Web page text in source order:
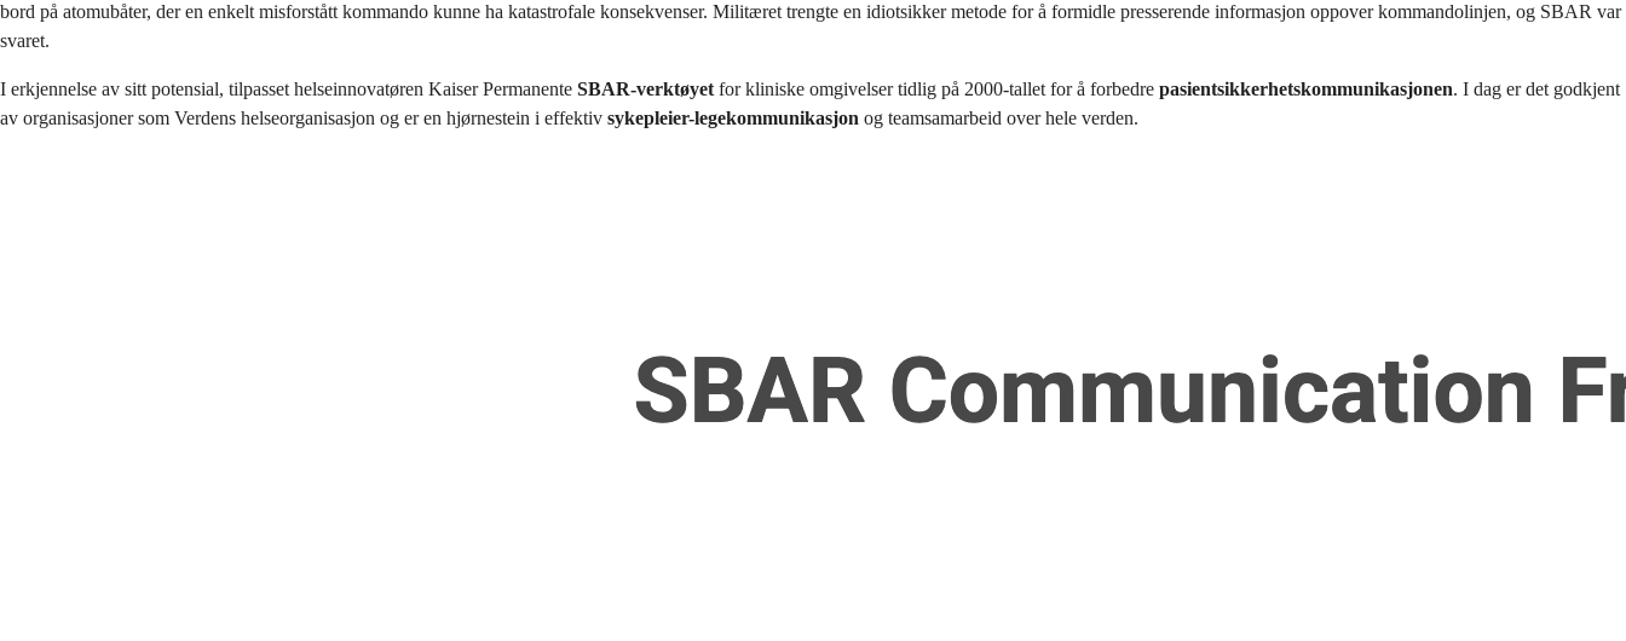
bord på atomubåter, der en enkelt misforstått kommando kunne ha katastrofale konsekvenser. Militæret trengte en idiotsikker metode for å formidle presserende informasjon oppover kommandolinjen, og SBAR var
svaret.
I erkjennelse av sitt potensial, tilpasset helseinnovatøren Kaiser Permanente SBAR-verktøyet for kliniske omgivelser tidlig på 2000-tallet for å forbedre pasientsikkerhetskommunikasjonen. I dag er det godkjent
av organisasjoner som Verdens helseorganisasjon og er en hjørnestein i effektiv sykepleier-legekommunikasjon og teamsamarbeid over hele verden.